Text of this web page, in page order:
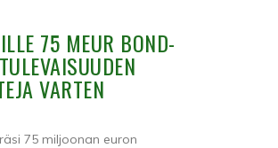
75 MEUR BOND-
VARTEN
75 miljoonan euron